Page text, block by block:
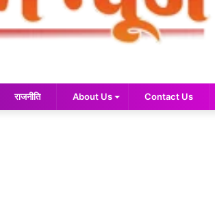
राजनीति About Us Contact Us